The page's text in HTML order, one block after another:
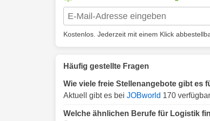
Kostenlos. Jederzeit mit einem Klick
Häufig gestellte Fragen
Wie viele freie Stellenangebote gibt es
Aktuell gibt es bei JOBworld 170
Welche ähnlichen Berufe für Logistik